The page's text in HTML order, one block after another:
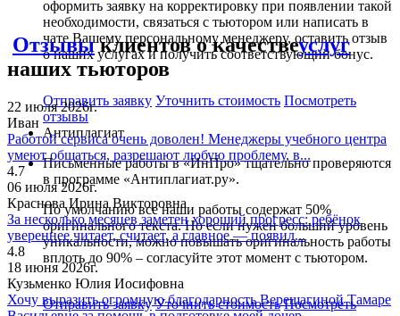
оформить заявку на корректировку при появлении такой
необходимости, связаться с тьютором или написать в
чате Вашему персональному менеджеру, оставить отзыв
о наших услугах и получить соответствующий бонус.
Отправить заявку Уточнить стоимость Посмотреть
отзывы
Антиплагиат
Письменные работы в «ИнПро» тщательно проверяются
в программе «Антиплагиат.ру».
По умолчанию все наши работы содержат 50%
оригинального текста. Но если нужен больший уровень
уникальности, можно повышать оригинальность работы
вплоть до 90% – согласуйте этот момент с тьютором.
Отправить заявку Уточнить стоимость Посмотреть
Отзывыклиентов о качествеуслуг
наших тьюторов
22 июля 2026г.
Иван
Работой сервиса очень доволен! Менеджеры учебного центра
умеют общаться, разрешают любую проблему, в...
4.7
06 июля 2026г.
Краснова Ирина Викторовна
За несколько месяцев заметен хороший прогресс: ребёнок
увереннее читает, считает, а главное — появил...
4.8
18 июня 2026г.
Кузьменко Юлия Иосифовна
Хочу выразить огромную благодарность Верещагиной Тамаре